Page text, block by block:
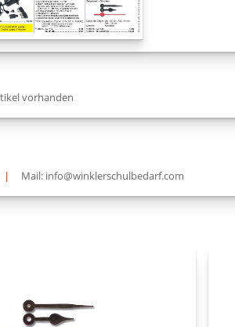
vorhanden
| Mail: info@winklerschulbedarf.com